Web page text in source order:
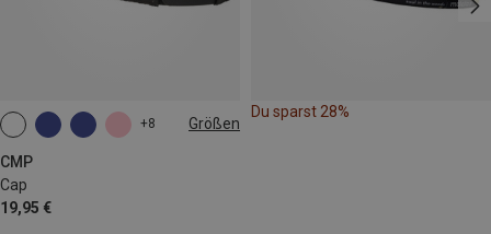
+8 Größen
CMP
Cap
19,95 €
ONE SIZE
Du sparst 28%